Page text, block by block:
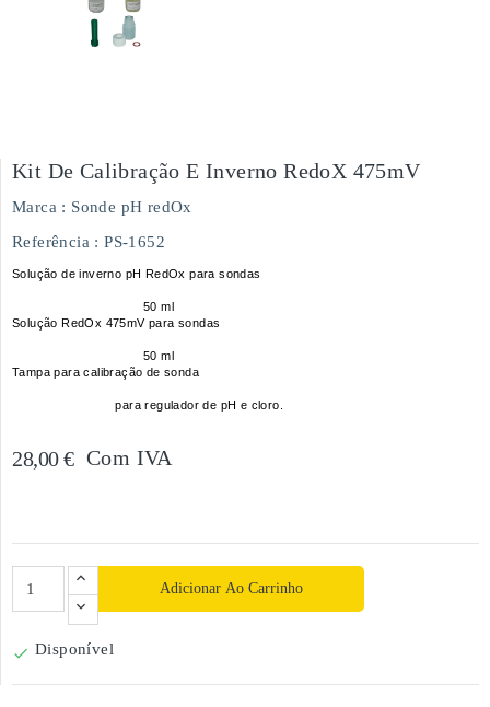
Kit De Calibração E Inverno RedoX 475mV
Marca : Sonde pH redOx
Referência : PS-1652
Solução de inverno pH RedOx para sondas
50 ml
Solução RedOx 475mV para sondas
50 ml
Tampa para calibração de sonda
para regulador de pH e cloro.
28,00 € Com IVA
Adicionar Ao Carrinho
 Disponível